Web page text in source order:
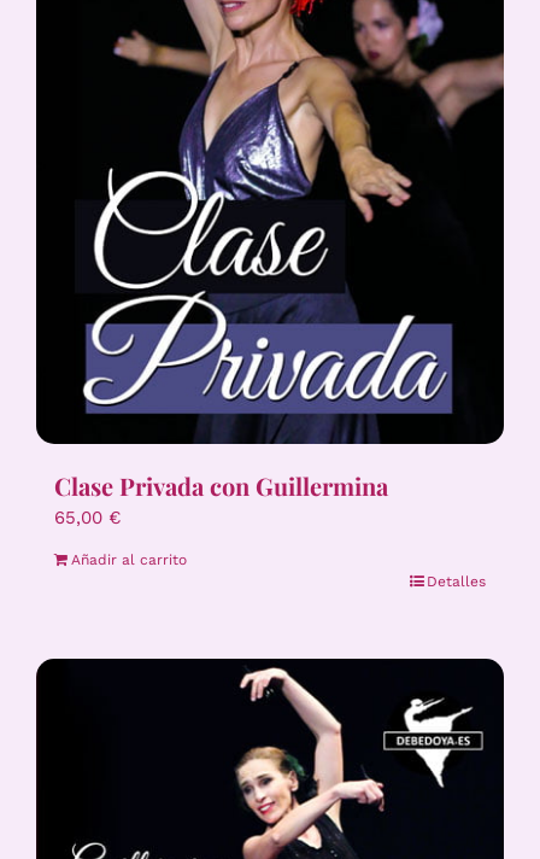
Clase Privada con Guillermina
65,00 €
Añadir al carrito
Detalles